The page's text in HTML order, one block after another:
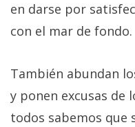
en darse por
con el mar de fondo.
También abundan
y ponen excusas de
todos sabemos que